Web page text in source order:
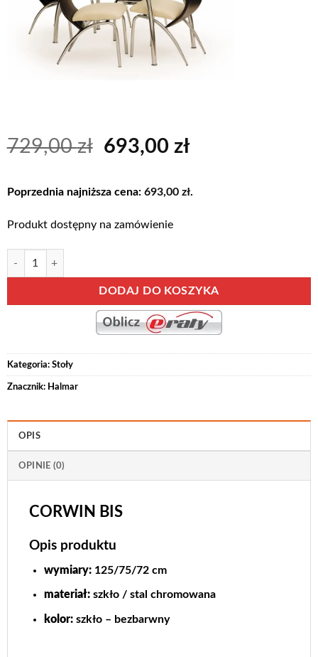
729,00zł Pierwotna
wynosiła:
693,00złAktualna
wynosi:
Poprzednia najniższa cena: 693,00 zł.
Produkt dostępny na zamówienie
DODAJ DO KOSZYKA
Alternative:
Kategoria: Stoły
Znacznik: Halmar
OPIS
OPINIE (0)
CORWIN BIS
Opis produktu
wymiary: 125/75/72 cm
materiał: szkło / stal chromowana
kolor: szkło – bezbarwny